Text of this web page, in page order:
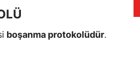
boşanma protokolüdür.